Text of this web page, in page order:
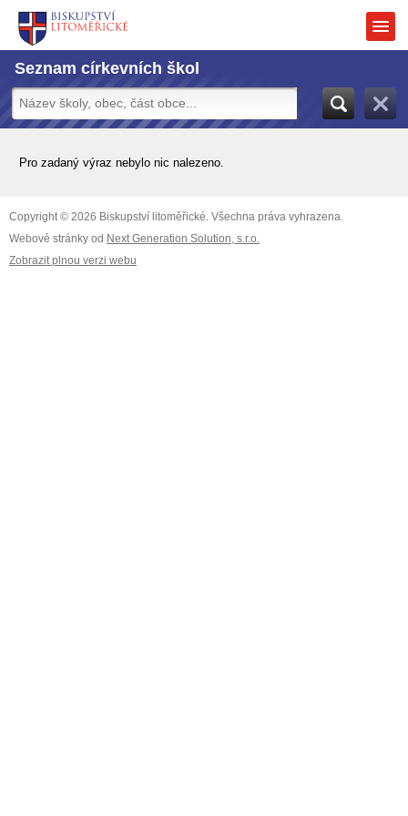
Seznam církevních škol
Pro zadaný výraz nebylo nic nalezeno.
Copyright © 2026 Biskupství litoměřické. Všechna práva vyhrazena.
Webové stránky od Next Generation Solution, s.r.o.
Zobrazit plnou verzi webu